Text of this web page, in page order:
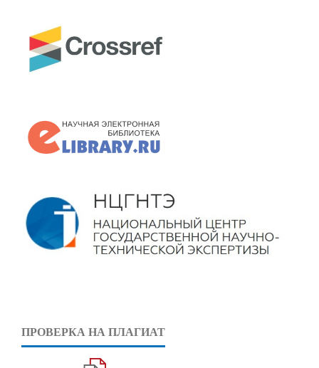
ПРОВЕРКА НА ПЛАГИАТ